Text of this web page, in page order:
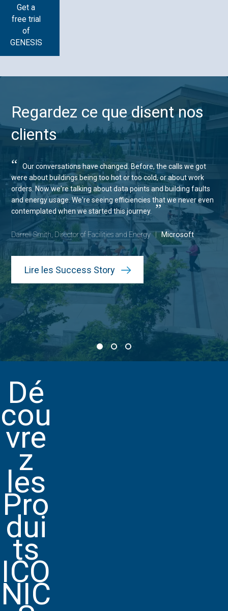
Get a
free trial
of
GENESIS
Regardez ce que disent nos
clients
“
Our conversations have changed. Before, the calls we got
were about buildings being too hot or too cold, or about work
orders. Now we're talking about data points and building faults
and energy usage. We're seeing efficiencies that we never even
contemplated when we started this journey. ”
Darrell Smith, Director of Facilities and Energy| Microsoft
Lire les Success Story
Dé
cou
vre
z
les
Pro
dui
ts
ICO
NIC